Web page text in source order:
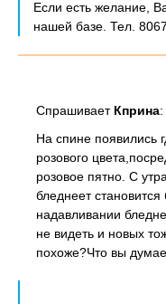
Если есть желание,
нашей базе. Тел.
Спрашивает Кприна:
На спине появились
розового
розовое пятно. С
бледнеет
надавливании
не видеть и новых
похоже?Что вы